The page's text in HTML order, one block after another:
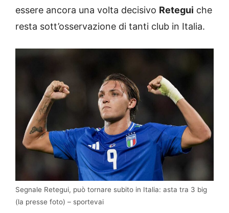
essere ancora una volta decisivo Retegui che
resta sott’osservazione di tanti club in Italia.
Segnale Retegui, può tornare subito in Italia: asta tra 3 big
(la presse foto) – sportevai